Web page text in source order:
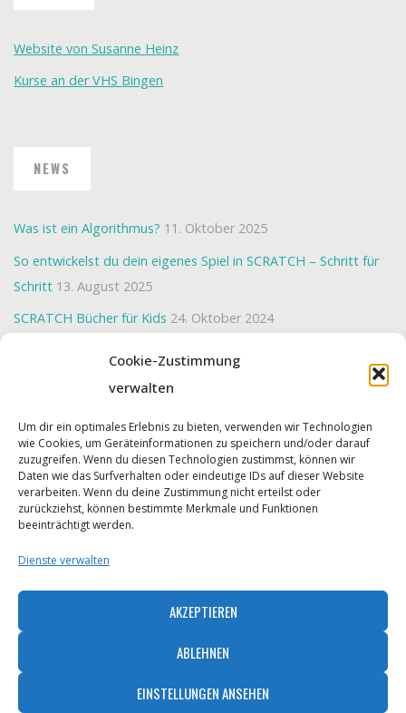
Cookie-Zustimmung
verwalten
Um dir ein optimales Erlebnis zu bieten, verwenden wir Technologien
wie Cookies, um Geräteinformationen zu speichern und/oder darauf
zuzugreifen. Wenn du diesen Technologien zustimmst, können wir
Daten wie das Surfverhalten oder eindeutige IDs auf dieser Website
verarbeiten. Wenn du deine Zustimmung nicht erteilst oder
zurückziehst, können bestimmte Merkmale und Funktionen
beeinträchtigt werden.
Dienste verwalten
AKZEPTIEREN
ABLEHNEN
EINSTELLUNGEN ANSEHEN
Website von Susanne Heinz
Kurse an der VHS Bingen
NEWS
Was ist ein Algorithmus? 11. Oktober 2025
So entwickelst du dein eigenes Spiel in SCRATCH – Schritt für
Schritt 13. August 2025
SCRATCH Bücher für Kids 24. Oktober 2024
Powered by Roseta&WordPress.
Kontakt
Cookie-Richtlinie (EU)
Back
to
Top